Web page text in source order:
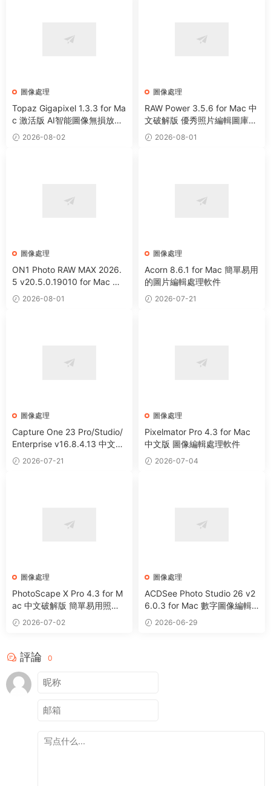
圖像處理
Topaz Gigapixel 1.3.3 for Ma
c 激活版 AI智能圖像無損放大
工具2026-08-02
圖像處理
RAW Power 3.5.6 for Mac 中
文破解版 優秀照片編輯圖庫管
理工具
2026-08-01
圖像處理
ON1 Photo RAW MAX 2026.
5 v20.5.0.19010 for Mac 中
文版 強大HDR照片創建處理軟
件
2026-08-01
圖像處理
Acorn 8.6.1 for Mac 簡單易用
的圖片編輯處理軟件
2026-07-21
圖像處理
Capture One 23 Pro/Studio/
Enterprise v16.8.4.13 中文破
解版 RAW文件轉換圖像編輯軟
件
2026-07-21
圖像處理
Pixelmator Pro 4.3 for Mac
中文版 圖像編輯處理軟件
2026-07-04
圖像處理
PhotoScape X Pro 4.3 for M
ac 中文破解版 簡單易用照片
編輯器
2026-07-02
圖像處理
ACDSee Photo Studio 26 v2
6.0.3 for Mac 數字圖像編輯
處理軟件
2026-06-29
評論 0